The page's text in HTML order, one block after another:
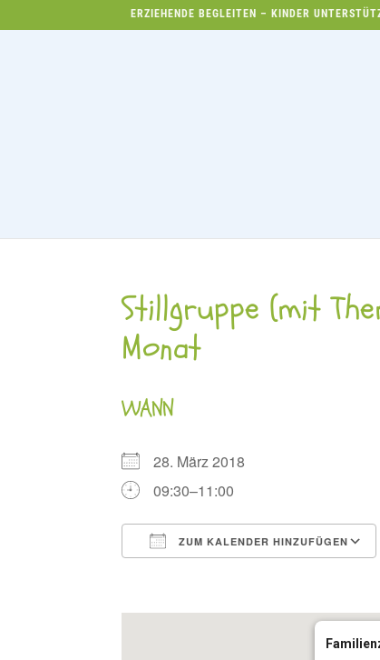
ERZIEHENDE BEGLEITEN – KINDER
Stillgruppe (mit
Monat
WANN
28. März 2018
09:30–11:00
ZUM KALENDER HINZUFÜGEN